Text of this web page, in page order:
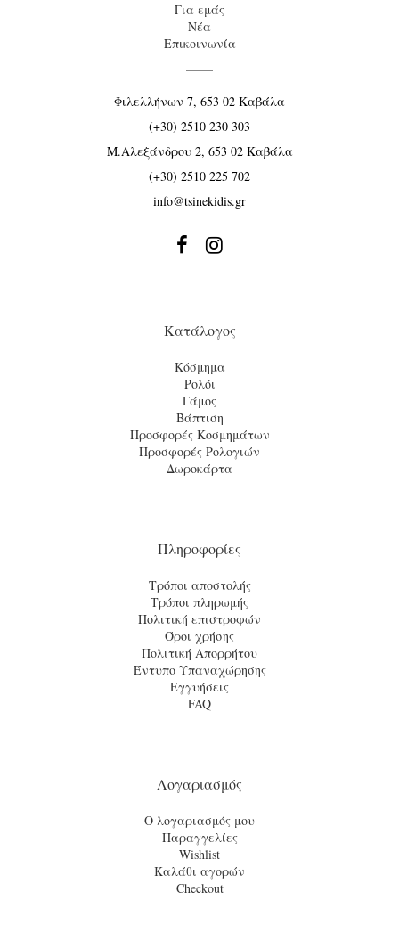
Για εμάς
Νέα
Επικοινωνία
Φιλελλήνων 7, 653 02 Καβάλα
(+30) 2510 230 303
Μ.Αλεξάνδρου 2, 653 02 Καβάλα
(+30) 2510 225 702
info@tsinekidis.gr
 
Κατάλογος
Κόσμημα
Ρολόι
Γάμος
Βάπτιση
Προσφορές Κοσμημάτων
Προσφορές Ρολογιών
Δωροκάρτα
Πληροφορίες
Τρόποι αποστολής
Τρόποι πληρωμής
Πολιτική επιστροφών
Όροι χρήσης
Πολιτική Απορρήτου
Έντυπο Υπαναχώρησης
Εγγυήσεις
FAQ
Λογαριασμός
Ο λογαριασμός μου
Παραγγελίες
Wishlist
Καλάθι αγορών
Checkout